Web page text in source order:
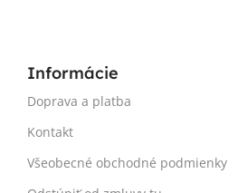
Informácie
Doprava a platba
Kontakt
Všeobecné obchodné podmienky